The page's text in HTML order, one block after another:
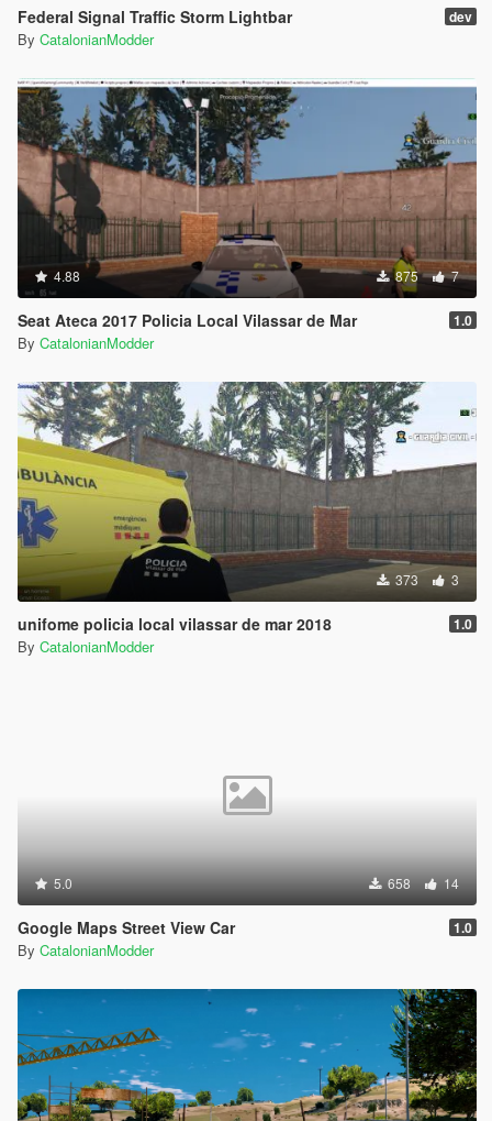
Federal Signal Traffic Storm Lightbar dev
By CatalonianModder
4.88 875 7
Seat Ateca 2017 Policia Local Vilassar de Mar 1.0
By CatalonianModder
373 3
unifome policia local vilassar de mar 2018 1.0
By CatalonianModder
5.0 658 14
Google Maps Street View Car 1.0
By CatalonianModder